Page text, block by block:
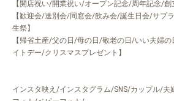
【開店祝い/開業祝い/オープン記念/周年記念/創
【歓迎会/送別会/同窓会/飲み会/誕生日会/サプ
生祭】
【帰省土産/父の日/母の日/敬老の日/いい夫婦
イトデー/クリスマスプレゼント】
インスタ映え/インスタグラム/SNS/カップル/